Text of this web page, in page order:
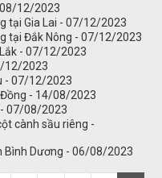
12/2023
tại Gia Lai - 07/12/2023
tại Đắk Nông - 07/12/2023
- 07/12/2023
12/2023
- 07/12/2023
- 14/08/2023
07/08/2023
cành sầu riêng -
Bình Dương - 06/08/2023